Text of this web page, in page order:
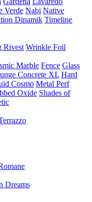
Verde Nabi Native
Dinamik Timeline
Rivest Wrinkle Foil
Marble Fence Glass
Concrete XL Hard
Cosmo Metal Perf
Oxide Shades of
Dreams